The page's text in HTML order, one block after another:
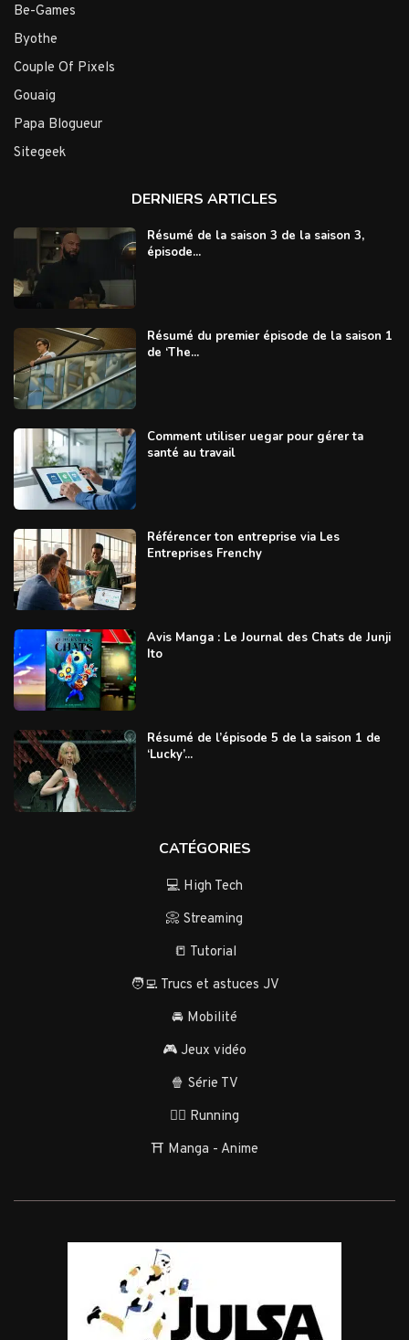
Be-Games
Byothe
Couple Of Pixels
Gouaig
Papa Blogueur
Sitegeek
DERNIERS ARTICLES
Résumé de la saison 3 de la saison 3,
épisode...
Résumé du premier épisode de la saison 1
de ‘The...
Comment utiliser uegar pour gérer ta
santé au travail
Référencer ton entreprise via Les
Entreprises Frenchy
Avis Manga : Le Journal des Chats de Junji
Ito
Résumé de l’épisode 5 de la saison 1 de
‘Lucky’...
CATÉGORIES
💻 High Tech
📀 Streaming
📒 Tutorial
🧑‍💻 Trucs et astuces JV
🚘 Mobilité
🎮 Jeux vidéo
🍿 Série TV
🏃‍♂️ Running
⛩️ Manga - Anime